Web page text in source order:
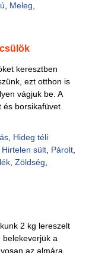
Meleg
keresztben
ezt otthon is
vágjuk be. A
és borsikafüvet
, Hideg téli
Hirtelen sült, Párolt,
, Zöldség
2 kg lereszelt
a
az almára